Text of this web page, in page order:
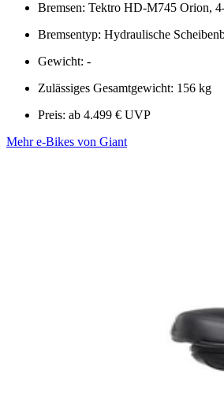
Bremsen: Tektro HD-M745 Orion,
Bremsentyp: Hydraulische
Gewicht: -
Zulässiges Gesamtgewicht: 156 kg
Preis: ab 4.499 € UVP
Mehr e-Bikes von Giant